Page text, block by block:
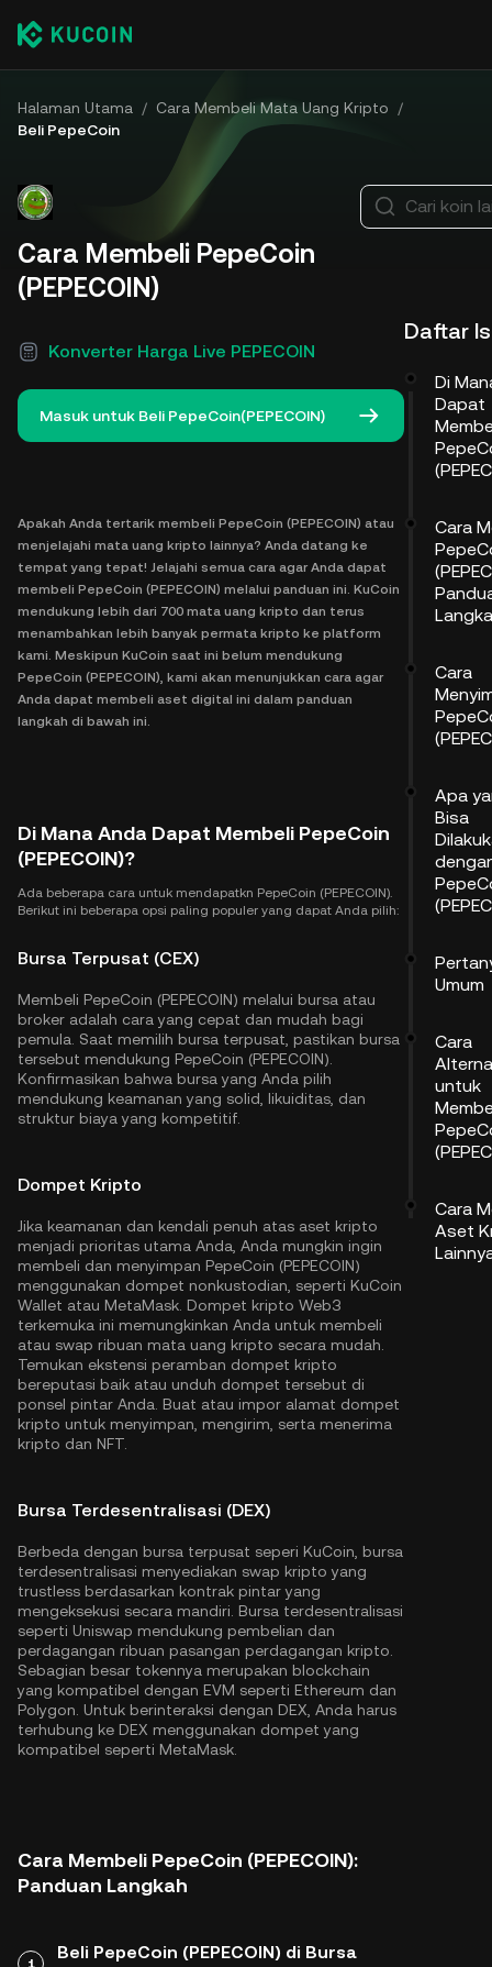
Halaman Utama / Cara Membeli Mata Uang Kripto
/
Beli PepeCoin
Cara Membeli PepeCoin
(PEPECOIN)
Konverter Harga Live PEPECOIN
Masuk untuk Beli PepeCoin(PEPECOIN)
Apakah Anda tertarik membeli PepeCoin (PEPECOIN) atau
menjelajahi mata uang kripto lainnya? Anda datang ke
tempat yang tepat! Jelajahi semua cara agar Anda dapat
membeli PepeCoin (PEPECOIN) melalui panduan ini. KuCoin
mendukung lebih dari 700 mata uang kripto dan terus
menambahkan lebih banyak permata kripto ke platform
kami. Meskipun KuCoin saat ini belum mendukung
PepeCoin (PEPECOIN), kami akan menunjukkan cara agar
Anda dapat membeli aset digital ini dalam panduan
langkah di bawah ini.
Di Mana Anda Dapat Membeli PepeCoin
(PEPECOIN)?
Ada beberapa cara untuk mendapatkn PepeCoin (PEPECOIN).
Berikut ini beberapa opsi paling populer yang dapat Anda pilih:
Bursa Terpusat (CEX)
Membeli PepeCoin (PEPECOIN) melalui bursa atau
broker adalah cara yang cepat dan mudah bagi
pemula. Saat memilih bursa terpusat, pastikan bursa
tersebut mendukung PepeCoin (PEPECOIN).
Konfirmasikan bahwa bursa yang Anda pilih
mendukung keamanan yang solid, likuiditas, dan
struktur biaya yang kompetitif.
Dompet Kripto
Jika keamanan dan kendali penuh atas aset kripto
menjadi prioritas utama Anda, Anda mungkin ingin
membeli dan menyimpan PepeCoin (PEPECOIN)
menggunakan dompet nonkustodian, seperti KuCoin
Wallet atau MetaMask. Dompet kripto Web3
terkemuka ini memungkinkan Anda untuk membeli
atau swap ribuan mata uang kripto secara mudah.
Temukan ekstensi peramban dompet kripto
bereputasi baik atau unduh dompet tersebut di
ponsel pintar Anda. Buat atau impor alamat dompet
kripto untuk menyimpan, mengirim, serta menerima
kripto dan NFT.
Bursa Terdesentralisasi (DEX)
Berbeda dengan bursa terpusat seperi KuCoin, bursa
terdesentralisasi menyediakan swap kripto yang
trustless berdasarkan kontrak pintar yang
mengeksekusi secara mandiri. Bursa terdesentralisasi
seperti Uniswap mendukung pembelian dan
perdagangan ribuan pasangan perdagangan kripto.
Sebagian besar tokennya merupakan blockchain
yang kompatibel dengan EVM seperti Ethereum dan
Polygon . Untuk berinteraksi dengan DEX, Anda harus
terhubung ke DEX menggunakan dompet yang
kompatibel seperti MetaMask.
Cara Membeli PepeCoin (PEPECOIN):
Panduan Langkah
1
Beli PepeCoin (PEPECOIN) di Bursa
Cari koin
Daftar
Di
Dapat
Cara
Cara
Apa
Bisa
Umum
Cara
untuk
Cara
Aset